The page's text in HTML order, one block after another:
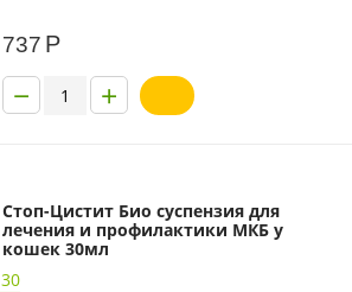
737 Р
+
−
Стоп-Цистит Био суспензия для
лечения и профилактики МКБ у
кошек 30мл
30